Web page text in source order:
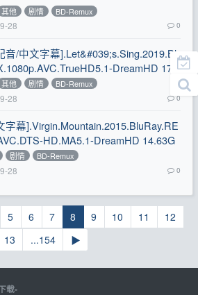
其他 剧情 BD-Remux
28 0
音/中文字幕].Let&#039;s.Sing.2019.Bl
DreamHD 17.
其他 剧情 BD-Remux
28 0
字幕].Virgin.Mountain.2015.BluRay.RE
HD.MA5.1-DreamHD 14.63G
剧情 BD-Remux
28 0
5 6 7 8 9 10 11
12
13
...154 ▶
载-